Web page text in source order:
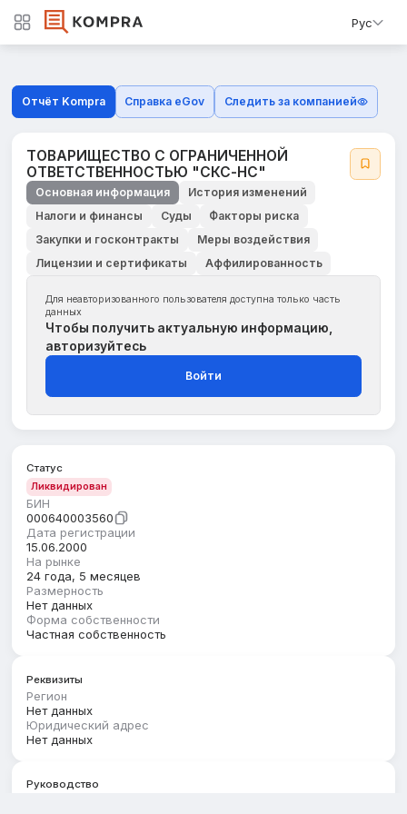
Рус
Отчёт Kompra Справка eGov Следить за компанией
ТОВАРИЩЕСТВО С ОГРАНИЧЕННОЙ
ОТВЕТСТВЕННОСТЬЮ "СКС-НС"
Основная информация
История изменений
Налоги и финансы
Суды
Факторы риска
Закупки и госконтракты
Меры воздействия
Лицензии и сертификаты
Аффилированность
Для неавторизованного пользователя доступна только часть
данных
Чтобы получить актуальную информацию,
авторизуйтесь
Войти
Статус
Ликвидирован
БИН
000640003560
Дата регистрации
15.06.2000
На рынке
24 года, 5 месяцев
Размерность
Нет данных
Форма собственности
Частная собственность
Реквизиты
Регион
Нет данных
Юридический адрес
Нет данных
Руководство